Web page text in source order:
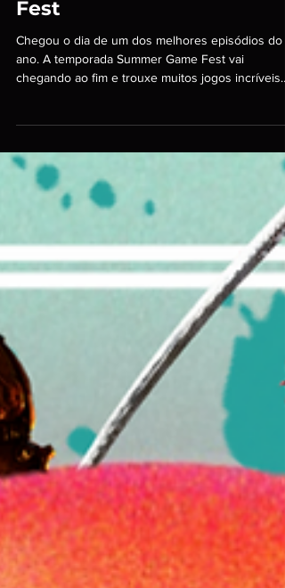
temporada Summer Game
Fest
Chegou o dia de um dos melhores episódios do
ano. A temporada Summer Game Fest vai
em...